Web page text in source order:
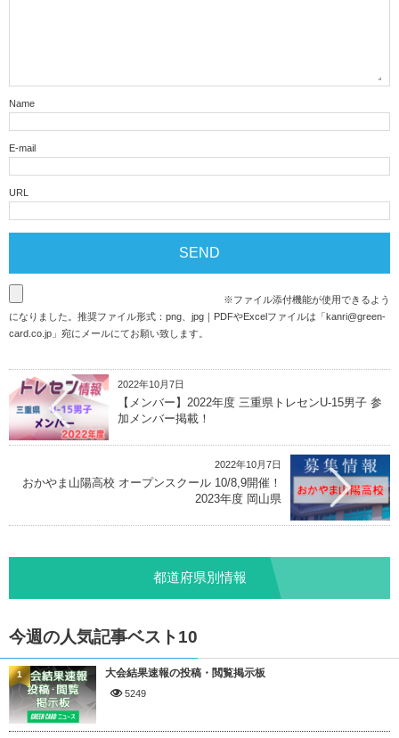
Name
E-mail
URL
※ファイル添付機能が使用できるよう
になりました。推奨ファイル形式：png、jpg｜PDFやExcelファイルは「kanri@green-
card.co.jp 」宛にメールにてお願い致します。
2022年10月7日
【メンバー】2022年度 三重県トレセンU-15男子 参
加メンバー掲載！
2022年10月7日
おかやま山陽高校 オープンスクール 10/8,9開催！
2023年度 岡山県
都道府県別情報
今週の人気記事ベスト10
大会結果速報の投稿・閲覧掲示板
5249
1